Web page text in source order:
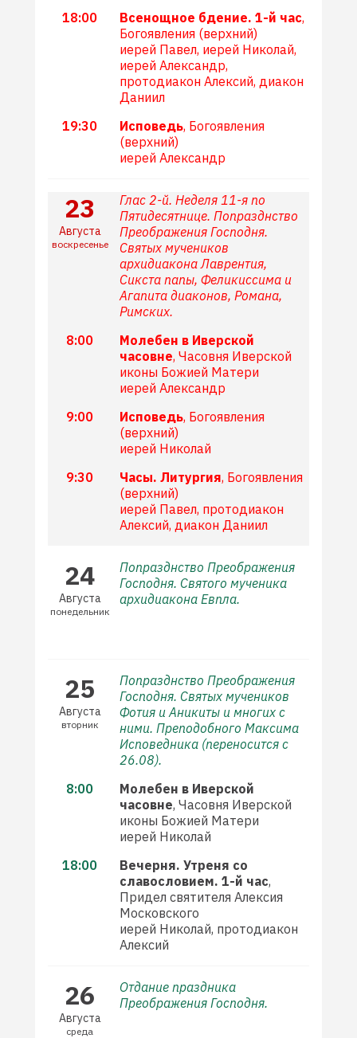
18:00
Всенощное бдение. 1-й час,
Богоявления (верхний)
иерей Павел, иерей Николай,
иерей Александр,
протодиакон Алексий, диакон
Даниил
19:30
Исповедь, Богоявления
(верхний)
иерей Александр
23
Августа
воскресенье
Глас 2-й. Неделя 11-я по
Пятидесятнице. Попразднство
Преображения Господня.
Святых мучеников
архидиакона Лаврентия,
Сикста папы, Феликиссима и
Агапита диаконов, Романа,
Римских.
8:00
Молебен в Иверской
часовне, Часовня Иверской
иконы Божией Матери
иерей Александр
9:00
Исповедь, Богоявления
(верхний)
иерей Николай
9:30
Часы. Литургия, Богоявления
(верхний)
иерей Павел, протодиакон
Алексий, диакон Даниил
24
Августа
понедельник
Попразднство Преображения
Господня. Святого мученика
архидиакона Евпла.
25
Августа
вторник
Попразднство Преображения
Господня. Святых мучеников
Фотия и Аникиты и многих с
ними. Преподобного Максима
Исповедника (переносится с
26.08).
8:00
Молебен в Иверской
часовне, Часовня Иверской
иконы Божией Матери
иерей Николай
18:00
Вечерня. Утреня со
славословием. 1-й час,
Придел святителя Алексия
Московского
иерей Николай, протодиакон
Алексий
26
Августа
среда
Отдание праздника
Преображения Господня.